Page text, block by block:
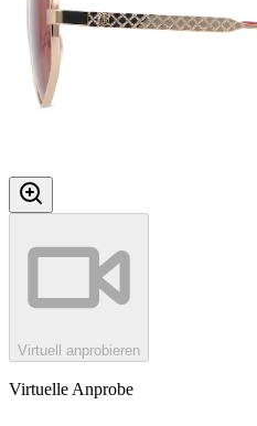
Virtuell anprobieren
Virtuelle Anprobe